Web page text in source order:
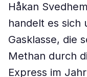
Håkan
handelt es sich
Gasklasse, die
Methan durch
Express im